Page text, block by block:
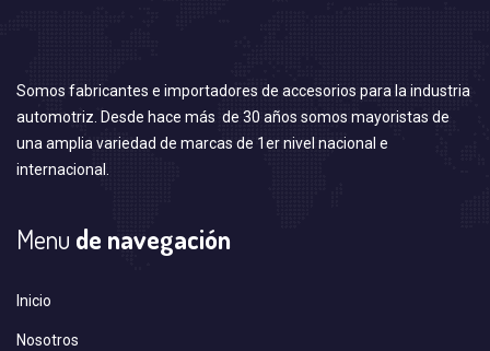
Somos fabricantes e importadores de accesorios para la industria
automotriz. Desde hace más de 30 años somos mayoristas de
una amplia variedad de marcas de 1er nivel nacional e
internacional.
Menu de navegación
Inicio
Nosotros